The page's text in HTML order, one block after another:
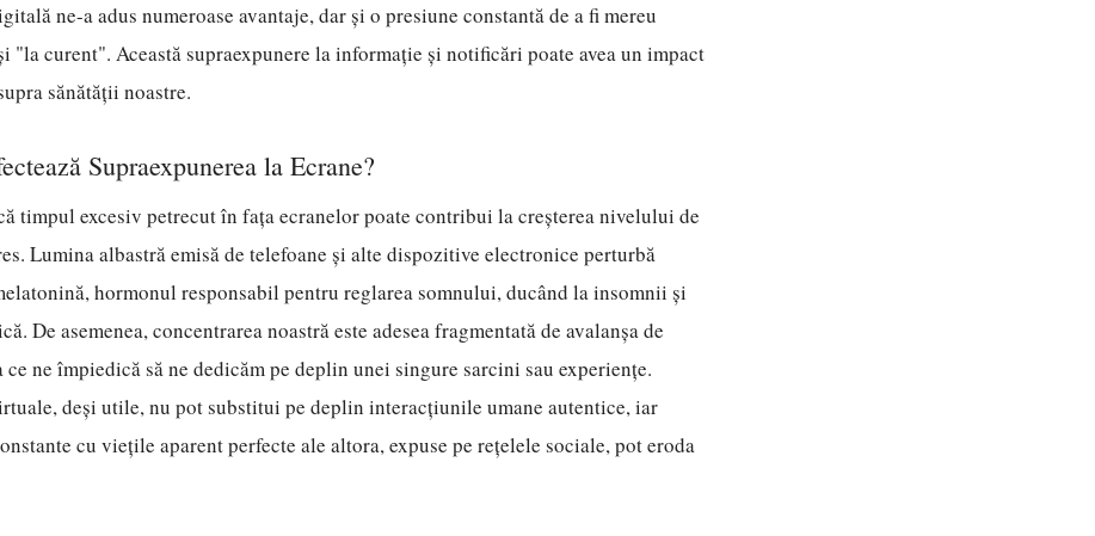
ne-a adus numeroase avantaje, dar și o presiune constantă de a fi mereu
"la curent". Această supraexpunere la informație și notificări poate avea un impact
sănătății noastre.
Supraexpunerea la Ecrane?
timpul excesiv petrecut în fața ecranelor poate contribui la creșterea nivelului de
Lumina albastră emisă de telefoane și alte dispozitive electronice perturbă
hormonul responsabil pentru reglarea somnului, ducând la insomnii și
De asemenea, concentrarea noastră este adesea fragmentată de avalanșa de
ne împiedică să ne dedicăm pe deplin unei singure sarcini sau experiențe.
deși utile, nu pot substitui pe deplin interacțiunile umane autentice, iar
cu viețile aparent perfecte ale altora, expuse pe rețelele sociale, pot eroda